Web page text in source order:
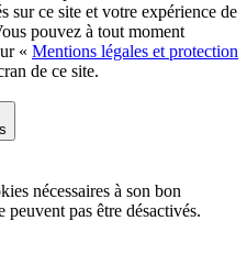
sur ce site et votre expérience de
pouvez à tout moment
« Mentions légales et protection
de ce site.
nécessaires à son bon
pas être désactivés.